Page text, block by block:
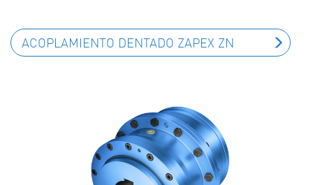
ACOPLAMIENTO DENTADO ZAPEX ZN